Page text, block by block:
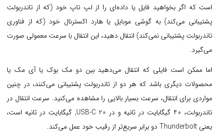
است که اگر بخواهید فایل یا داده‌ای را از لپ تاپ خود (که از تاندربولت
پشتیبانی می‌کند) به گوشی موبایل یا هارد اکسترنال خود (که از فناوری
تاندربولت پشتیبانی نمی‌کند) انتقال دهید، این انتقال با سرعت معمولی صورت
می‌گیرد.
اما ممکن است فایلی که انتقال می‌دهید بین دو مک بوک یا آی مک یا
محصولات دیگری باشد که هر دو از تاندربولت پشتیبانی می‌کنند، در چنین
مواردی برای انتقال، سرعت بسیار بالایی را مشاهده می‌کنید. سرعت انتقال در
تاندربولت، 40 گیگابایت در ثانیه و در 20 USB-C, گیگابایت در ثانیه است،
یعنی Thunderbolt دو برابر سریع‌تر از رقیب خود عمل می‌کند.